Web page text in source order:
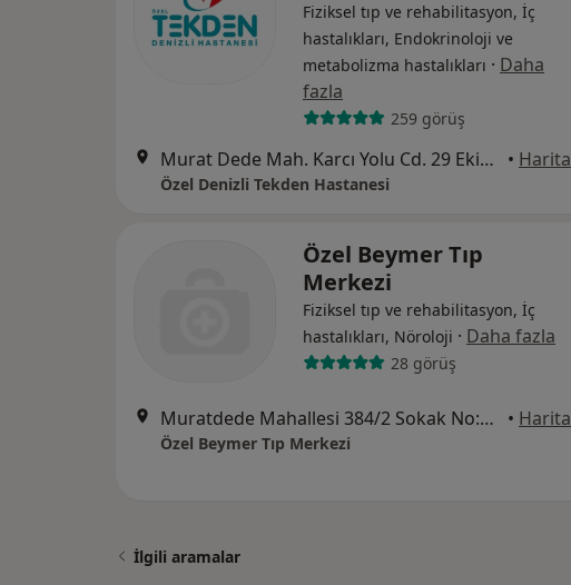
Fiziksel tıp ve rehabilitasyon, İç
hastalıkları, Endokrinoloji ve
metabolizma hastalıkları · Daha
fazla
259 görüş
Murat Dede Mah. Karcı Yolu Cd. 29 Ekim Bul. No:57, Denizli • Harita
Özel Denizli Tekden Hastanesi
Özel Beymer Tıp
Merkezi
Fiziksel tıp ve rehabilitasyon, İç
hastalıkları, Nöroloji · Daha fazla
28 görüş
Muratdede Mahallesi 384/2 Sokak No:4/A Merkezefendi, Denizli • Harita
Özel Beymer Tıp Merkezi
İlgili aramalar